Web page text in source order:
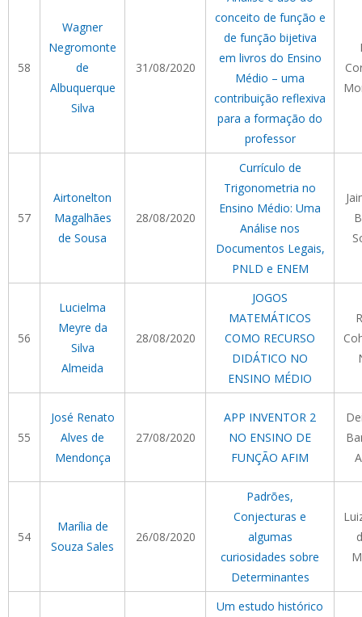
58
Wagner
Negromonte
de
Albuquerque
Silva
31/08/2020
conceito de função e
de função bijetiva
em livros do Ensino
Médio – uma
contribuição reflexiva
para a formação do
professor
57
Airtonelton
Magalhães
de Sousa
28/08/2020
Currículo de
Trigonometria no
Ensino Médio: Uma
Análise nos
Documentos Legais,
PNLD e ENEM
56
Lucielma
Meyre da
Silva
Almeida
28/08/2020
JOGOS
MATEMÁTICOS
COMO RECURSO
DIDÁTICO NO
ENSINO MÉDIO
55
José Renato
Alves de
Mendonça
27/08/2020
APP INVENTOR 2
NO ENSINO DE
FUNÇÃO AFIM
54
Marília de
Souza Sales
26/08/2020
Padrões,
Conjecturas e
algumas
curiosidades sobre
Determinantes
Um estudo histórico